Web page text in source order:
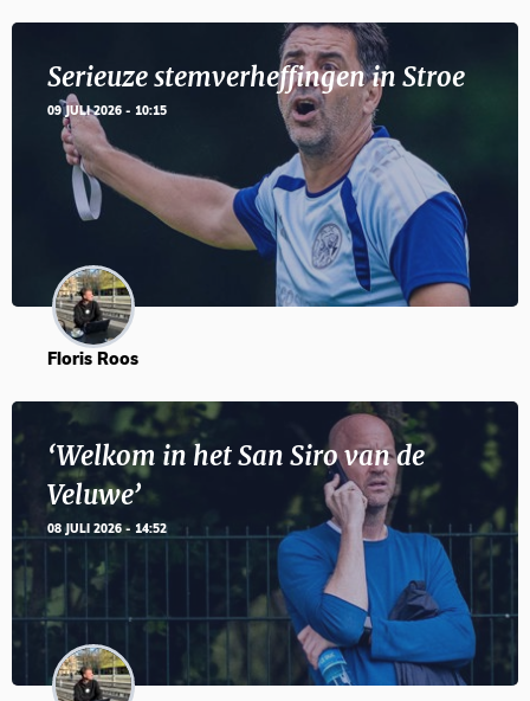
Serieuze stemverheffingen in Stroe
09 JULI 2026 - 10:15
Floris Roos
‘Welkom in het San Siro van de
Veluwe’
08 JULI 2026 - 14:52